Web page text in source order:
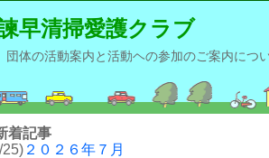
早清掃愛護クラブ
団体の活動案内と活動ヘの参加のご案内につ
着記事
25) ２０２６年７月